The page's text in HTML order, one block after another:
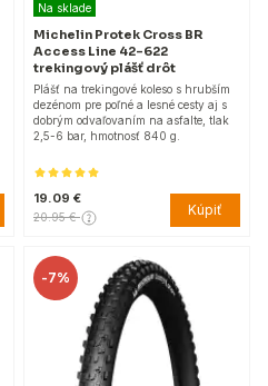
Na sklade
Michelin Protek Cross BR
Access Line 42-622
trekingový plášť drôt
Plášť na trekingové koleso s hrubším
dezénom pre poľné a lesné cesty aj s
dobrým odvaľovaním na asfalte, tlak
2,5-6 bar, hmotnosť 840 g.
19.09 €
20.95 € Kúpiť
-7%